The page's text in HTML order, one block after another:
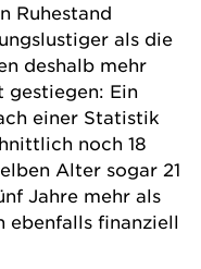
Ruhestand
als die
deshalb mehr
gestiegen: Ein
einer Statistik
noch 18
Alter sogar 21
Jahre mehr als
ebenfalls finanziell